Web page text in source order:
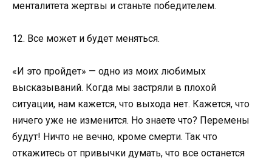
менталитета жертвы и станьте победителем.
12. Все может и будет меняться.
«И это пройдет» — одно из моих любимых
высказываний. Когда мы застряли в плохой
ситуации, нам кажется, что выхода нет. Кажется, что
ничего уже не изменится. Но знаете что? Перемены
будут! Ничто не вечно, кроме смерти. Так что
откажитесь от привычки думать, что все останется